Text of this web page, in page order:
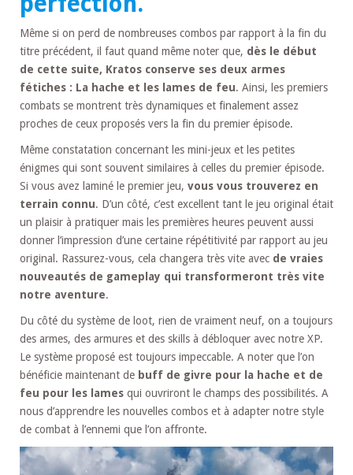
Même si on perd de nombreuses combos par rapport à la fin du
titre précédent, il faut quand même noter que, dès le début
de cette suite, Kratos conserve ses deux armes
fétiches : La hache et les lames de feu. Ainsi, les premiers
combats se montrent très dynamiques et finalement assez
proches de ceux proposés vers la fin du premier épisode.
Même constatation concernant les mini-jeux et les petites
énigmes qui sont souvent similaires à celles du premier épisode.
Si vous avez laminé le premier jeu, vous vous trouverez en
terrain connu. D’un côté, c’est excellent tant le jeu original était
un plaisir à pratiquer mais les premières heures peuvent aussi
donner l’impression d’une certaine répétitivité par rapport au jeu
original. Rassurez-vous, cela changera très vite avec de vraies
nouveautés de gameplay qui transformeront très vite
notre aventure.
Du côté du système de loot, rien de vraiment neuf, on a toujours
des armes, des armures et des skills à débloquer avec notre XP.
Le système proposé est toujours impeccable. A noter que l’on
bénéficie maintenant de buff de givre pour la hache et de
feu pour les lames qui ouvriront le champs des possibilités. A
nous d’apprendre les nouvelles combos et à adapter notre style
de combat à l’ennemi que l’on affronte.